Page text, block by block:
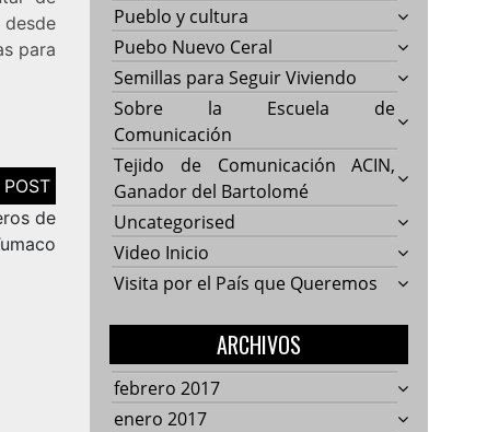
desde
para
de
Pueblo y cultura
Puebo Nuevo Ceral
Semillas para Seguir Viviendo
Sobre la Escuela de
Comunicación
Tejido de Comunicación ACIN,
Ganador del Bartolomé
Uncategorised
Video Inicio
Visita por el País que Queremos
ARCHIVOS
febrero 2017
enero 2017